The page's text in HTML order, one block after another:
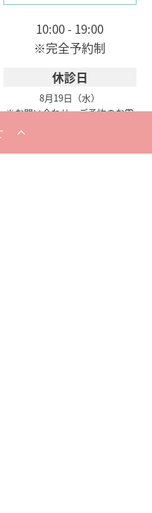
10:00 - 19:00
※完全予約制
休診日
8月19日（水）
※お問い合わせ・ご予約のお電